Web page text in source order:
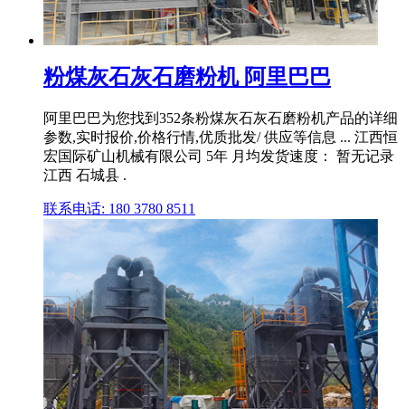
粉煤灰石灰石磨粉机 阿里巴巴
阿里巴巴为您找到352条粉煤灰石灰石磨粉机产品的详细
参数,实时报价,价格行情,优质批发/ 供应等信息 ... 江西恒
宏国际矿山机械有限公司 5年 月均发货速度： 暂无记录
江西 石城县 .
联系电话: 180 3780 8511